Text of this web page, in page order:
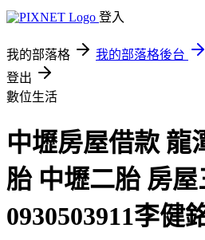
登入
我的部落格 我的部落格後台
登出
數位生活
中壢房屋借款 龍
胎 中壢二胎 房
0930503911李健